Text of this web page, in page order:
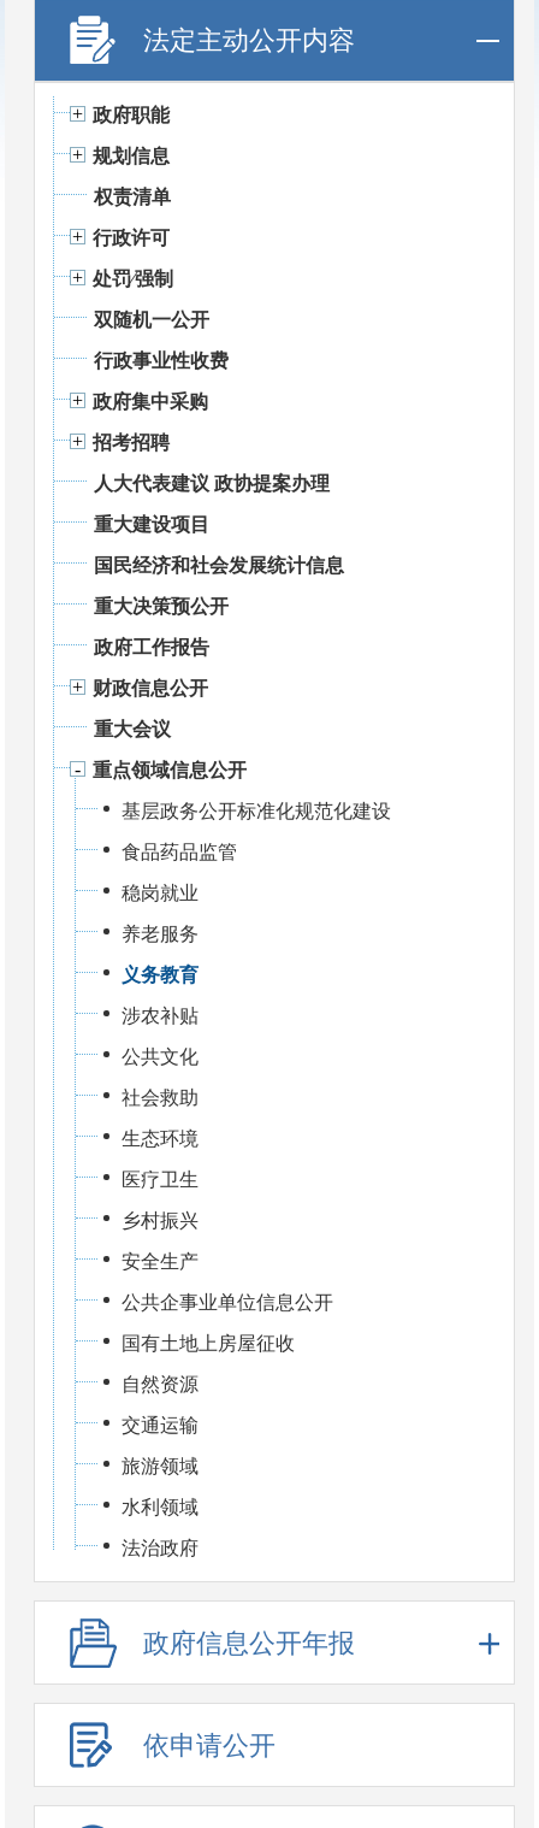
法定主动公开内容
政府职能
规划信息
权责清单
行政许可
处罚⁄强制
双随机一公开
行政事业性收费
政府集中采购
招考招聘
人大代表建议 政协提案办理
重大建设项目
国民经济和社会发展统计信息
重大决策预公开
政府工作报告
财政信息公开
重大会议
重点领域信息公开
基层政务公开标准化规范化建设
食品药品监管
稳岗就业
养老服务
义务教育
涉农补贴
公共文化
社会救助
生态环境
医疗卫生
乡村振兴
安全生产
公共企事业单位信息公开
国有土地上房屋征收
自然资源
交通运输
旅游领域
水利领域
法治政府
政府信息公开年报
依申请公开